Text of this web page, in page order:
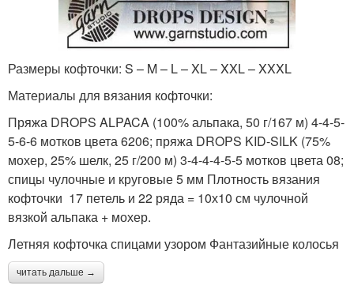
Размеры кофточки: S – M – L – XL – XXL – XXXL
Материалы для вязания кофточки:
Пряжа DROPS ALPACA (100% альпака, 50 г/167 м) 4-4-5-
5-6-6 мотков цвета 6206; пряжа DROPS KID-SILK (75%
мохер, 25% шелк, 25 г/200 м) 3-4-4-4-5-5 мотков цвета 08;
спицы чулочные и круговые 5 мм Плотность вязания
кофточки 17 петель и 22 ряда = 10х10 см чулочной
вязкой альпака + мохер.
Летняя кофточка спицами узором Фантазийные колосья
читать дальше →